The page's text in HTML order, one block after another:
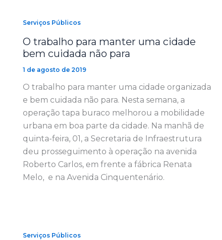
Serviços Públicos
O trabalho para manter uma cidade
bem cuidada não para
1 de agosto de 2019
O trabalho para manter uma cidade organizada
e bem cuidada não para. Nesta semana, a
operação tapa buraco melhorou a mobilidade
urbana em boa parte da cidade. Na manhã de
quinta-feira, 01, a Secretaria de Infraestrutura
deu prosseguimento à operação na avenida
Roberto Carlos, em frente a fábrica Renata
Melo, e na Avenida Cinquentenário.
Serviços Públicos